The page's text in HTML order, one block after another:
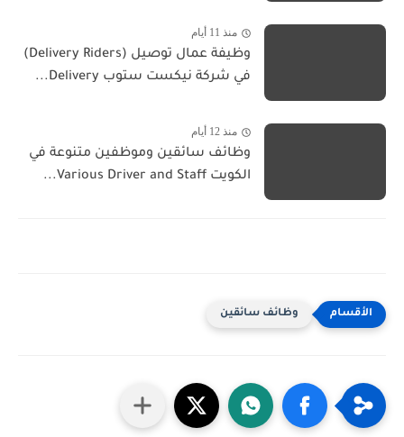
منذ 11 أيام
وظيفة عمال توصيل (Delivery Riders)
في شركة نيكست ستوب Delivery...
منذ 12 أيام
وظائف سائقين وموظفين متنوعة في
الكويت Various Driver and Staff...
وظائف سائقين